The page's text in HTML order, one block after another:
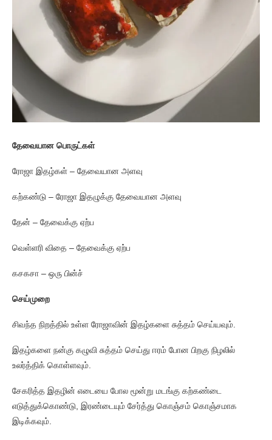
தேவையான பொருட்கள்
ரோஜா இதழ்கள் – தேவையான அளவு
கற்கண்டு – ரோஜா இதழுக்கு தேவையான அளவு
தேன் – தேவைக்கு ஏற்ப
வெள்ளரி விதை – தேவைக்கு ஏற்ப
கசகசா – ஒரு பின்ச்
செய்முறை
சிவந்த நிறத்தில் உள்ள ரோஜாவின் இதழ்களை சுத்தம் செய்யவும்.
இதழ்களை நன்கு கழுவி சுத்தம் செய்து ஈரம் போன பிறகு நிழலில்
உலர்த்திக் கொள்ளவும்.
சேகரித்த இதழின் எடையை போல மூன்று மடங்கு கற்கண்டை
எடுத்துக்கொண்டு, இரண்டையும் சேர்த்து கொஞ்சம் கொஞ்சமாக
இடிக்கவும்.